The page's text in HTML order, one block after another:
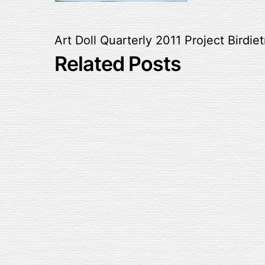
Art Doll Quarterly 2011 Project
Related Posts